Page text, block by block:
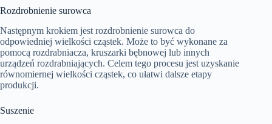
Rozdrobnienie surowca
Następnym krokiem jest rozdrobnienie surowca do
odpowiedniej wielkości cząstek. Może to być wykonane za
pomocą rozdrabniacza, kruszarki bębnowej lub innych
urządzeń rozdrabniających. Celem tego procesu jest uzyskanie
równomiernej wielkości cząstek, co ułatwi dalsze etapy
produkcji.
Suszenie